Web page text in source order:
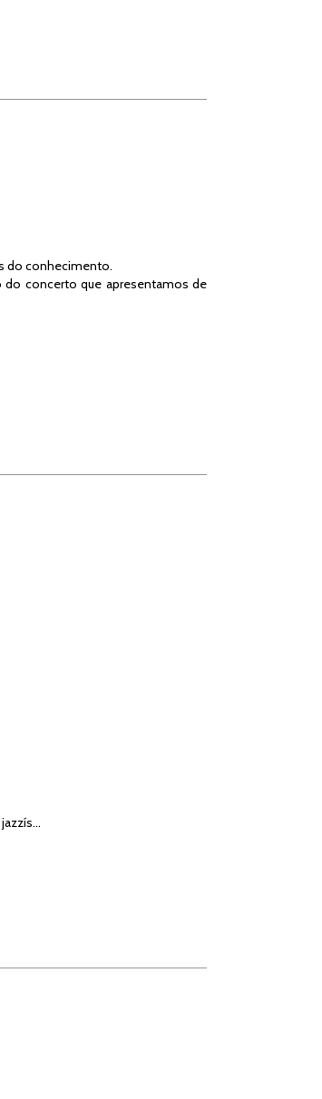
do conhecimento.
do concerto que apresentamos de